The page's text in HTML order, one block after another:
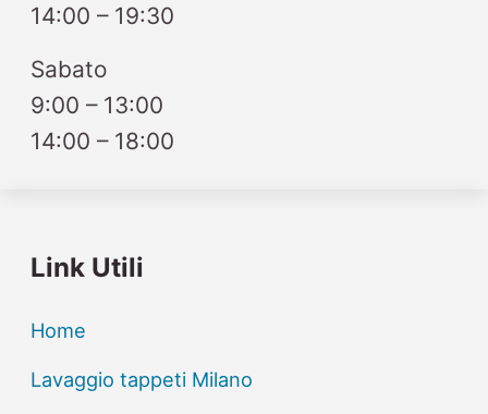
14:00 – 19:30
Sabato
9:00 – 13:00
14:00 – 18:00
Link Utili
Home
Lavaggio tappeti Milano